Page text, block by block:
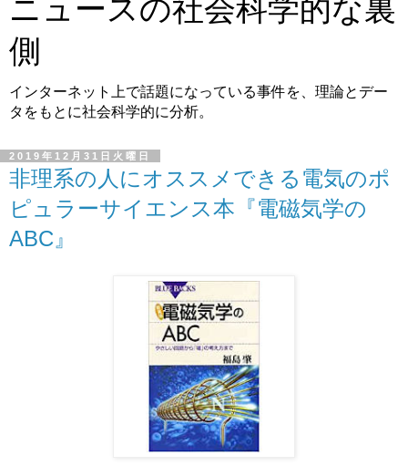
ニュースの社会科学的な裏
側
インターネット上で話題になっている事件を、理論とデー
タをもとに社会科学的に分析。
2019年12月31日火曜日
非理系の人にオススメできる電気のポ
ピュラーサイエンス本『電磁気学の
ABC』